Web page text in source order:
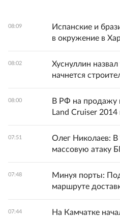
08:09
Испанские и
в окружение в
08:02
Хуснуллин
начнется
08:00
В РФ на продажу
Land Cruiser 2014
07:51
Олег Николаев:
массовую атаку
07:48
Минуя порты:
маршруте
07:44
На Камчатке